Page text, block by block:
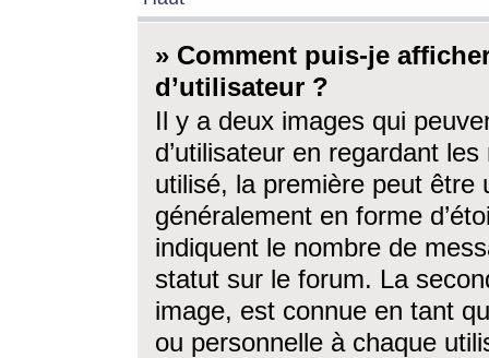
» Comment puis-je
d’utilisateur ?
Il y a deux images qui
d’utilisateur en regardant
utilisé, la première peut être
généralement en forme
indiquent le nombre de
statut sur le forum. La
image, est connue en tant
ou personnelle à chaque